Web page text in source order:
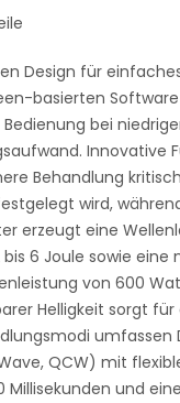
Design für
basierten Software
bei
Innovative
Behandlung
wird,
erzeugt eine
bis 6 Joule sowie
von 600
Helligkeit sorgt
QCW) mit
Millisekunden und